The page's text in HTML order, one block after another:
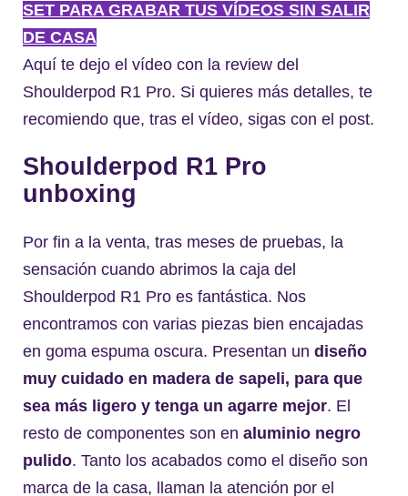
SET PARA GRABAR TUS VÍDEOS SIN SALIR
DE CASA
Aquí te dejo el vídeo con la review del
Shoulderpod R1 Pro. Si quieres más detalles, te
recomiendo que, tras el vídeo, sigas con el post.
Shoulderpod R1 Pro
unboxing
Por fin a la venta, tras meses de pruebas, la
sensación cuando abrimos la caja del
Shoulderpod R1 Pro es fantástica. Nos
encontramos con varias piezas bien encajadas
en goma espuma oscura. Presentan un diseño
muy cuidado en madera de sapeli, para que
sea más ligero y tenga un agarre mejor. El
resto de componentes son en aluminio negro
pulido. Tanto los acabados como el diseño son
marca de la casa, llaman la atención por el